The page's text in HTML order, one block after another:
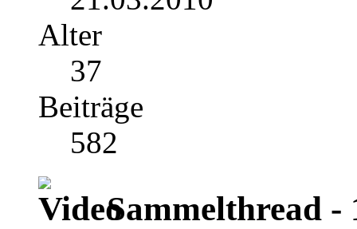
Alter
37
Beiträge
582
Sammelthread -